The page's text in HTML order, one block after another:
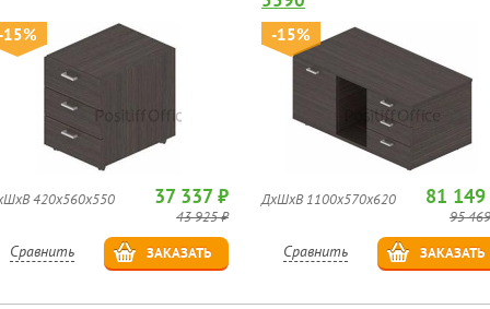
15%
420x560x550 37 337 ₽
43 925 ₽
Сравнить ЗАКАЗАТЬ
-15%
ДхШхВ 1100x570x620 81
95
Сравнить ЗАКАЗАТЬ